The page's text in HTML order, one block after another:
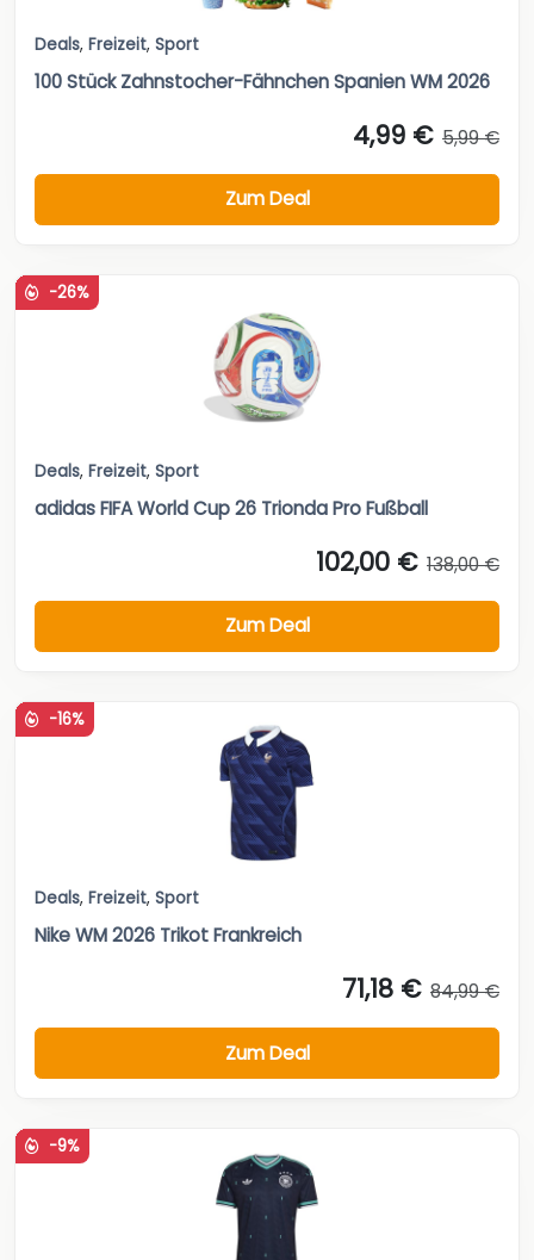
Deals, Freizeit, Sport
100 Stück Zahnstocher-Fähnchen Spanien WM 2026
4,99 € 5,99 €
Zum Deal
-26%
Deals, Freizeit, Sport
adidas FIFA World Cup 26 Trionda Pro Fußball
102,00 € 138,00 €
Zum Deal
-16%
Deals, Freizeit, Sport
Nike WM 2026 Trikot Frankreich
71,18 € 84,99 €
Zum Deal
-9%